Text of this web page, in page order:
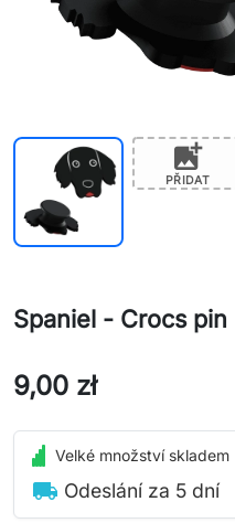
add_photo_alternate
PŘIDAT
Spaniel - Crocs pin
9,00 zł
Velké množství skladem
local_shipping Odeslání za 5 dní